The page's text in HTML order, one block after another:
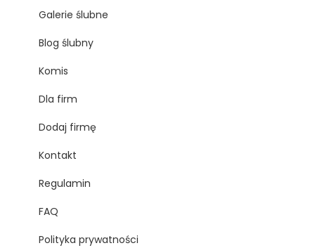
Galerie ślubne
Blog ślubny
Komis
Dla firm
Dodaj firmę
Kontakt
Regulamin
FAQ
Polityka prywatności